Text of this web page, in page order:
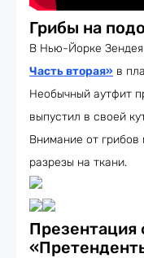
Грибы на
В Нью-Йорке
Часть вторая» в
Необычный аутфит
выпустил в своей
Внимание от грибов
разрезы на ткани.
Презентация